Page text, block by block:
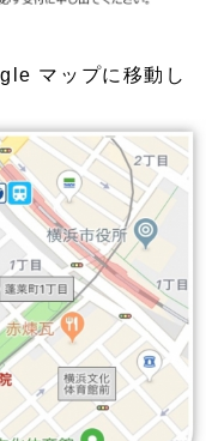
マップに移動し